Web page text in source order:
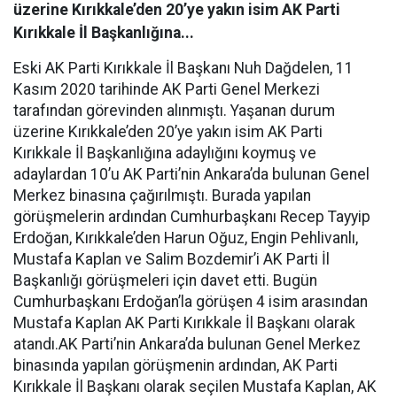
üzerine Kırıkkale’den 20’ye yakın isim AK Parti
Kırıkkale İl Başkanlığına...
Eski AK Parti Kırıkkale İl Başkanı Nuh Dağdelen, 11
Kasım 2020 tarihinde AK Parti Genel Merkezi
tarafından görevinden alınmıştı. Yaşanan durum
üzerine Kırıkkale’den 20’ye yakın isim AK Parti
Kırıkkale İl Başkanlığına adaylığını koymuş ve
adaylardan 10’u AK Parti’nin Ankara’da bulunan Genel
Merkez binasına çağırılmıştı. Burada yapılan
görüşmelerin ardından Cumhurbaşkanı Recep Tayyip
Erdoğan, Kırıkkale’den Harun Oğuz, Engin Pehlivanlı,
Mustafa Kaplan ve Salim Bozdemir’i AK Parti İl
Başkanlığı görüşmeleri için davet etti. Bugün
Cumhurbaşkanı Erdoğan’la görüşen 4 isim arasından
Mustafa Kaplan AK Parti Kırıkkale İl Başkanı olarak
atandı.AK Parti’nin Ankara’da bulunan Genel Merkez
binasında yapılan görüşmenin ardından, AK Parti
Kırıkkale İl Başkanı olarak seçilen Mustafa Kaplan, AK